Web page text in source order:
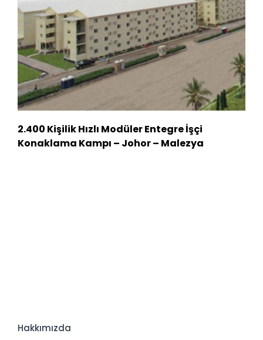
2.400 Kişilik Hızlı Modüler Entegre İşçi
Konaklama Kampı – Johor – Malezya
Hakkımızda